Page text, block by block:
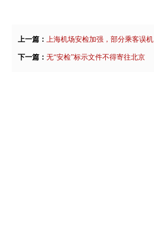
上一篇： 上海机场安检加强，部分乘客误机
下一篇： 无“安检”标示文件不得寄往北京